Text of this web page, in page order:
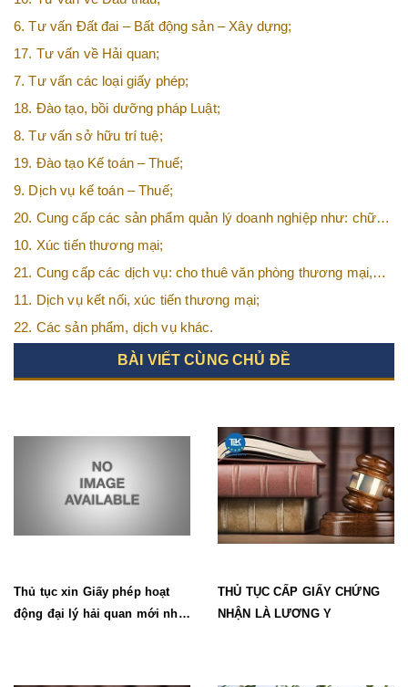
6. Tư vấn Đất đai – Bất động sản – Xây dựng;
17. Tư vấn về Hải quan;
7. Tư vấn các loại giấy phép;
18. Đào tạo, bồi dưỡng pháp Luật;
8. Tư vấn sở hữu trí tuệ;
19. Đào tạo Kế toán – Thuế;
9. Dịch vụ kế toán – Thuế;
20. Cung cấp các sản phẩm quản lý doanh nghiệp như: chữ
ký số, hóa đơn điện tử, BHXH,…vv
10. Xúc tiến thương mại;
21. Cung cấp các dịch vụ: cho thuê văn phòng thương mại,
văn phòng ảo, văn phòng chia sẻ…vv
11. Dịch vụ kết nối, xúc tiến thương mại;
22. Các sản phẩm, dịch vụ khác.
BÀI VIẾT CÙNG CHỦ ĐỀ
Thủ tục xin Giấy phép hoạt
động đại lý hải quan mới nhất
THỦ TỤC CẤP GIẤY CHỨNG
NHẬN LÀ LƯƠNG Y